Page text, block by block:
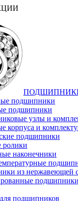
подшипники
подшипники
узлы и
корпуса и
подшипники
наконечники
из нержавеющей
подшипники
подшипников